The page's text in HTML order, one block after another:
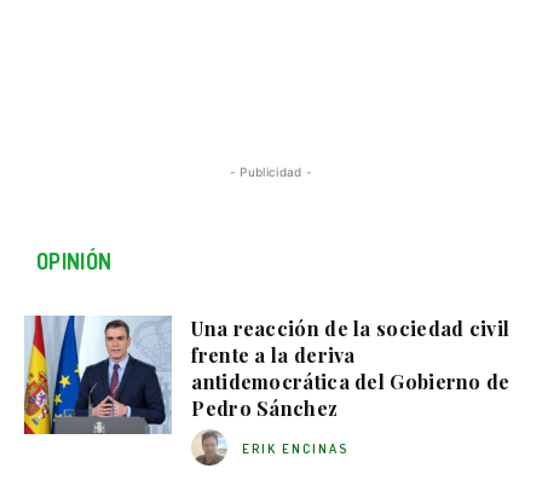
- Publicidad -
OPINIÓN
Una reacción de la sociedad civil
frente a la deriva
antidemocrática del Gobierno de
Pedro Sánchez
ERIK ENCINAS